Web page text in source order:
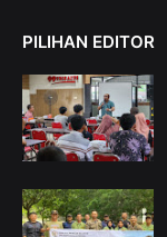
PILIHAN EDITOR